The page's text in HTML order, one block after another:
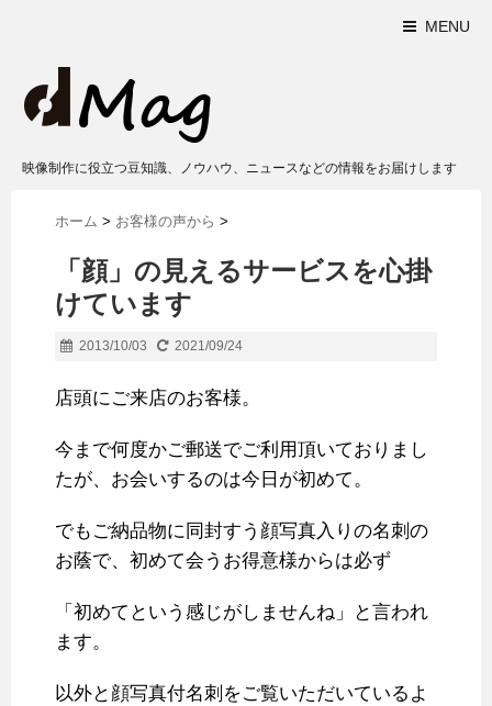
MENU
映像制作に役立つ豆知識、ノウハウ、ニュースなどの情報をお届けします
ホーム > お客様の声から >
「顔」の見えるサービスを心掛
けています
2013/10/03 2021/09/24
店頭にご来店のお客様。
今まで何度かご郵送でご利用頂いておりまし
たが、お会いするのは今日が初めて。
でもご納品物に同封すう顔写真入りの名刺の
お蔭で、初めて会うお得意様からは必ず
「初めてという感じがしませんね」と言われ
ます。
以外と顔写真付名刺をご覧いただいているよ